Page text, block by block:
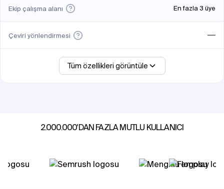
Ekip çalışma alanı En fazla 3 üye
Çeviri yönlendirmesi
Tüm özellikleri görüntüle
2.000.000'DAN FAZLA MUTLU KULLANICI